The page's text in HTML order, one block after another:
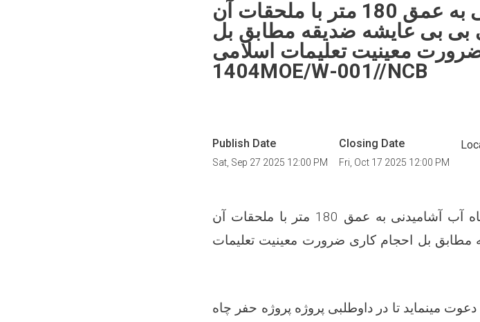
روژه حفر چاه آب آشامیدنی به عمق 180 متر با ملحقات آن
بی بی عایشه ضدیقه مطابق بل
معینیت تعلیمات اسلامی
1404MOE/W-001//NCB
Publish Date
Sat, Sep 27 2025 12:00 PM
Closing Date
Fri, Oct 17 2025 12:00 PM
پروژه حفر چاه آب آشامیدنی به عمق 180 متر با ملحقات آن
مطابق بل احجام کاری ضرورت معینیت تعلیمات
مینماید تا در داوطلبی پروژه پروژه حفر چاه